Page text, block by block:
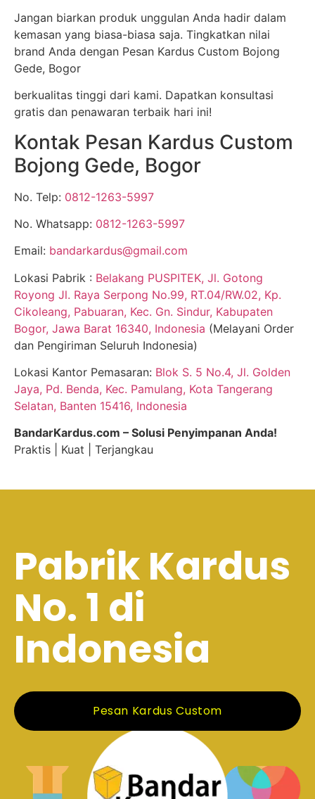
Jangan biarkan produk unggulan Anda hadir dalam
kemasan yang biasa-biasa saja. Tingkatkan nilai
brand Anda dengan Pesan Kardus Custom Bojong
Gede, Bogor
berkualitas tinggi dari kami. Dapatkan konsultasi
gratis dan penawaran terbaik hari ini!
Kontak Pesan Kardus Custom
Bojong Gede, Bogor
No. Telp: 0812-1263-5997
No. Whatsapp: 0812-1263-5997
Email: bandarkardus@gmail.com
Lokasi Pabrik : Belakang PUSPITEK, Jl. Gotong
Royong Jl. Raya Serpong No.99, RT.04/RW.02, Kp.
Cikoleang, Pabuaran, Kec. Gn. Sindur, Kabupaten
Bogor, Jawa Barat 16340, Indonesia (Melayani Order
dan Pengiriman Seluruh Indonesia)
Lokasi Kantor Pemasaran: Blok S. 5 No.4, Jl. Golden
Jaya, Pd. Benda, Kec. Pamulang, Kota Tangerang
Selatan, Banten 15416, Indonesia
BandarKardus.com – Solusi Penyimpanan Anda!
Praktis | Kuat | Terjangkau
Pabrik Kardus
No. 1 di
Indonesia
Pesan Kardus Custom